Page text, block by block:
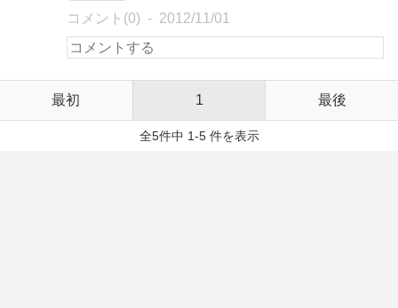
コメント(0) 2012/11/01
最初 1 最後
全5件中 1-5 件を表示